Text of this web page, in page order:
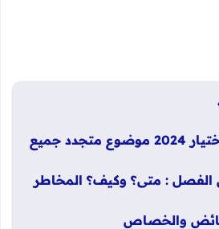
نتائج الترقية بالاختيار 2024 موضوع متجدد جميع
الفصل : متى؟ وكيف؟ المخاطر
والخصاص